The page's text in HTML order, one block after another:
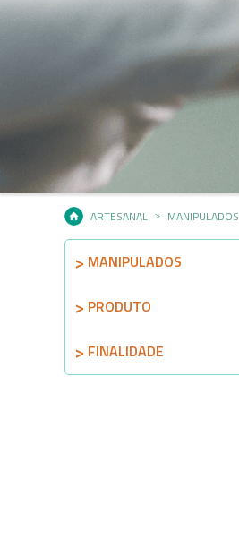
ARTESANAL MANIPULADOS
MANIPULADOS
PRODUTO
FINALIDADE